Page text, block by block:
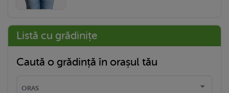
Listă cu grădinițe
Caută o grădință în orașul tău